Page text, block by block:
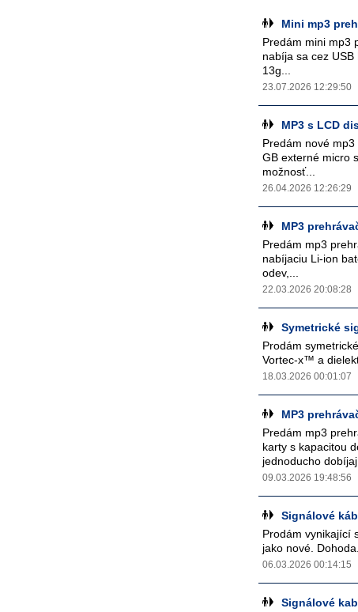
Mini mp3
Predám mini mp3
nabíja sa cez
13g...
23.07.2026 12:29:50
MP3 s LCD
Predám nové
GB externé micro
možnosť...
26.04.2026 12:26:29
MP3
Predám mp3
nabíjaciu Li-ion
odev,...
22.03.2026 20:08:28
Symetrické
Prodám
Vortec-x™ a
18.03.2026 00:01:07
MP3
Predám mp3
karty s kapacitou
jednoducho
09.03.2026 19:48:56
Signálové
Prodám vynikající
jako nové.
06.03.2026 00:14:15
Signálové